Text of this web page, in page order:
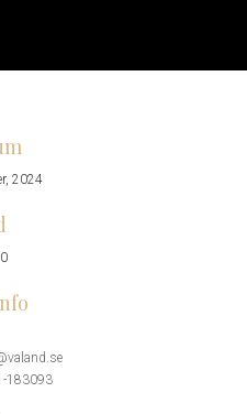
2024
183093